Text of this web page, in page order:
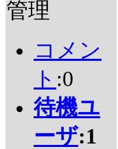
管理
コメン
ト :0
待機ユ
ーザ:1